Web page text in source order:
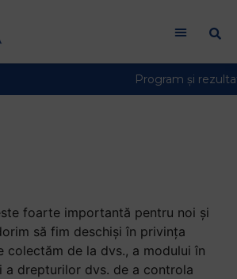
foarte importantă pentru noi și
să fim deschiși în privința
colectăm de la dvs., a modului în
a drepturilor dvs. de a controla